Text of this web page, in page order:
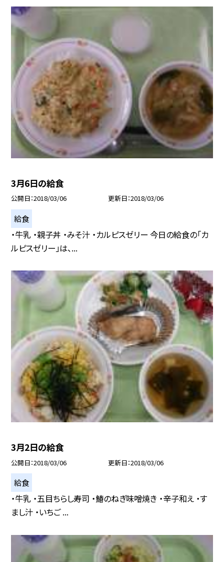
3月6日の給食
公開日 2018/03/06 更新日 2018/03/06
給食
・牛乳 ・親子丼 ・みそ汁 ・カルピスゼリー 今日の給食の「カ
ルピスゼリー」は、...
3月2日の給食
公開日 2018/03/06 更新日 2018/03/06
給食
・牛乳 ・五目ちらし寿司 ・鰆のねぎ味噌焼き ・辛子和え ・す
まし汁 ・いちご ...